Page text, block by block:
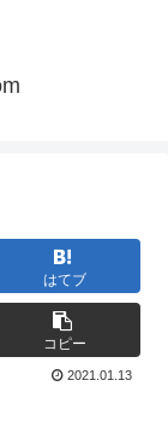
はてブ
コピー
2021.01.13